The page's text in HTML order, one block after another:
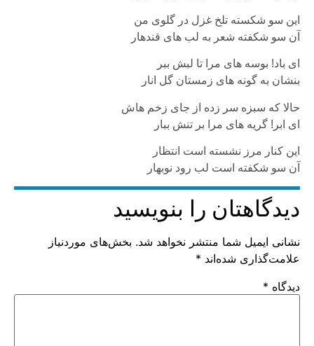
این سو شکسته تلخ غزل در گلوی من
آن سو شکفته شعر به لب های قندهار
ای باد! بوسه های مرا تا لبش ببر
بنشان به گونه های زمستان گل انار
حالا که سبزه سر زده از جای زخم هاش
ای ابر! گریه های مرا بر تنش ببار
این کنار مرز نشسته است انتظار
آن سو شکفته است لب رود نوبهار
دیدگاهتان را بنویسید
نشانی ایمیل شما منتشر نخواهد شد. بخش‌های موردنیاز
علامت‌گذاری شده‌اند *
دیدگاه *